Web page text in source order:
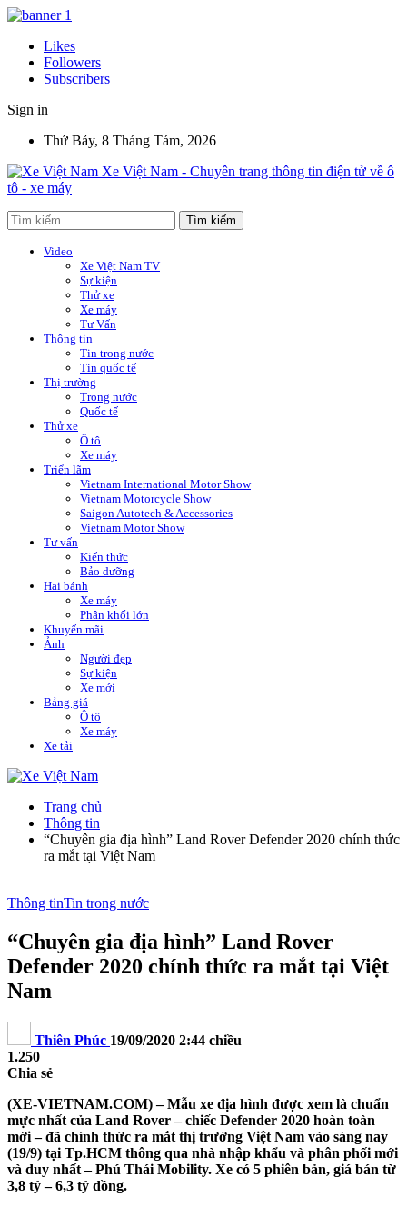
Likes
Followers
Subscribers
Sign in
Thứ Bảy, 8 Tháng Tám, 2026
Xe Việt Nam - Chuyên trang thông tin điện tử về ô
tô - xe máy
Video
Xe Việt Nam TV
Sự kiện
Thử xe
Xe máy
Tư Vấn
Thông tin
Tin trong nước
Tin quốc tế
Thị trường
Trong nước
Quốc tế
Thử xe
Ô tô
Xe máy
Triển lãm
Vietnam International Motor Show
Vietnam Motorcycle Show
Saigon Autotech & Accessories
Vietnam Motor Show
Tư vấn
Kiến thức
Bảo dưỡng
Hai bánh
Xe máy
Phân khối lớn
Khuyến mãi
Ảnh
Người đẹp
Sự kiện
Xe mới
Bảng giá
Ô tô
Xe máy
Xe tải
Trang chủ
Thông tin
“Chuyên gia địa hình” Land Rover Defender 2020 chính thức
ra mắt tại Việt Nam
Thông tinTin trong nước
“Chuyên gia địa hình” Land Rover
Defender 2020 chính thức ra mắt tại Việt
Nam
Thiên Phúc 19/09/2020 2:44 chiều
1.250
Chia sẻ
(XE-VIETNAM.COM) – Mẫu xe địa hình được xem là chuẩn
mực nhất của Land Rover – chiếc Defender 2020 hoàn toàn
mới – đã chính thức ra mắt thị trường Việt Nam vào sáng nay
(19/9) tại Tp.HCM thông qua nhà nhập khẩu và phân phối mới
và duy nhất – Phú Thái Mobility. Xe có 5 phiên bản, giá bán từ
3,8 tỷ – 6,3 tỷ đồng.